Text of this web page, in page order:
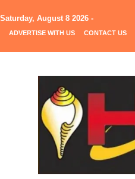
Saturday, August 8 2026 -
ADVERTISE WITH US CONTACT US